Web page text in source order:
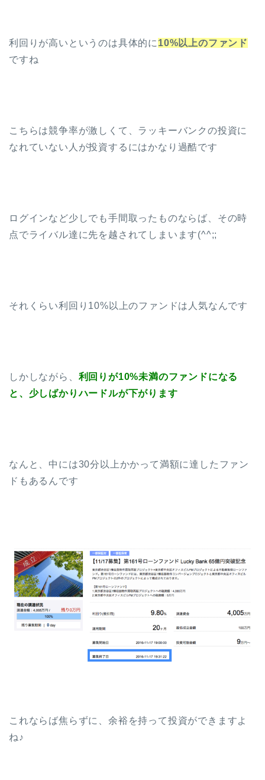
利回りが高いというのは具体的に10%以上のファンド
ですね
こちらは競争率が激しくて、ラッキーバンクの投資に
なれていない人が投資するにはかなり過酷です
ログインなど少しでも手間取ったものならば、その時
点でライバル達に先を越されてしまいます(^^;;
それくらい利回り10%以上のファンドは人気なんです
しかしながら、 利回りが10%未満のファンドになる
と、少しばかりハードルが下がります
なんと、中には30分以上かかって満額に達したファン
ドもあるんです
これならば焦らずに、余裕を持って投資ができますよ
ね♪